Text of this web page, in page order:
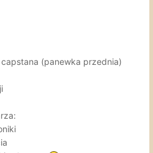
(panewka przednia)